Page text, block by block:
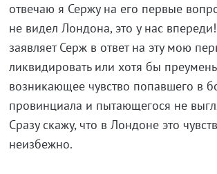
отвечаю я Сержу на его первые
не видел Лондона, это у нас
заявляет Серж в ответ на эту мою
ликвидировать или хотя бы
возникающее чувство попавшего в
провинциала и пытающегося не
Сразу скажу, что в Лондоне это
неизбежно.